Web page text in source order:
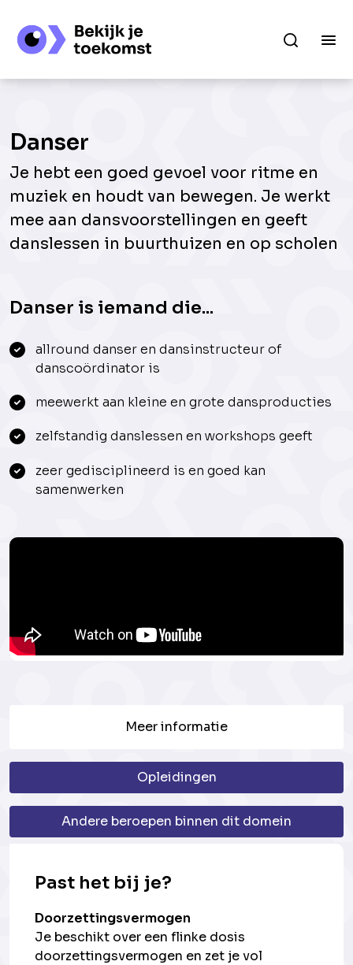
Danser
Je hebt een goed gevoel voor ritme en
muziek en houdt van bewegen. Je werkt
mee aan dansvoorstellingen en geeft
danslessen in buurthuizen en op scholen
Danser is iemand die...
allround danser en dansinstructeur of
danscoördinator is
meewerkt aan kleine en grote dansproducties
zelfstandig danslessen en workshops geeft
zeer gedisciplineerd is en goed kan
samenwerken
Meer informatie
Opleidingen
Andere beroepen binnen dit domein
Past het bij je?
Doorzettingsvermogen
Je beschikt over een flinke dosis
doorzettingsvermogen en zet je vol